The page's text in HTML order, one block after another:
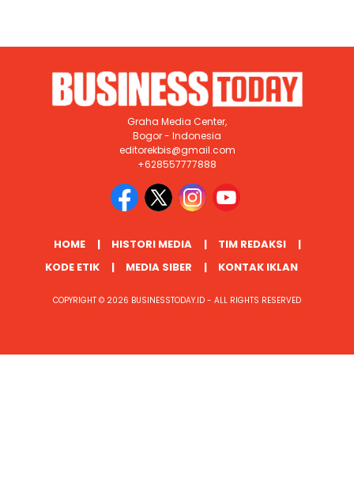
Graha Media Center,
Bogor - Indonesia
editorekbis@gmail.com
+628557777888
HOME HISTORI MEDIA
TIM REDAKSI
KODE ETIK
MEDIA SIBER KONTAK IKLAN
COPYRIGHT © 2026 BUSINESSTODAY.ID - ALL RIGHTS RESERVED